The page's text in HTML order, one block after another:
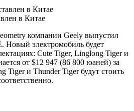
в Китае
компании Geely выпустил
Новый электромобиль будет
Cute Tiger, Linglong Tiger и
от $12 947 (86 800 юаней) за
Tiger и Thunder Tiger будут стоить